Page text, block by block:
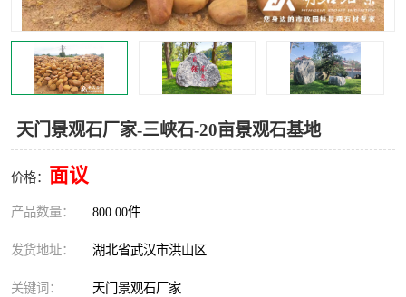
天门景观石厂家-三峡石-20亩景观石基地
价格： 面议
产品数量： 800.00件
发货地址： 湖北省武汉市洪山区
关键词： 天门景观石厂家